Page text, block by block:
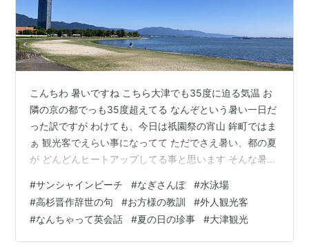
こんちわ 暑いですね こちら大津でも35度に迫る気温 お
隣の京の都でっも35度超えてる なんぞという暑い一日だ
った訳ですが わけても、今日は祇園祭の宵山 鉾町ではま
ぁ 観光客でえらい事になってて ただでさえ暑い、都の夏
が どんどんヒートアップしてる事と思います そんな暑い
いますと 朝からは母屋の掃除を致しまして 昼からは、母
とお方様のために お買い物タクシーの運ちゃんと 化して
いたのですが お役御免になった3時くらいからは 最近、
歩けてないので 自己目標の『一日一里』を達成すべく 蒸
#サンシャインビーチ #なぎさんぽ #水泳場
#高杉晋作辞世の句 #お方様の教訓 #外人観光客
#なんちゃって英会話 #夏の日の珍事 #大津観光